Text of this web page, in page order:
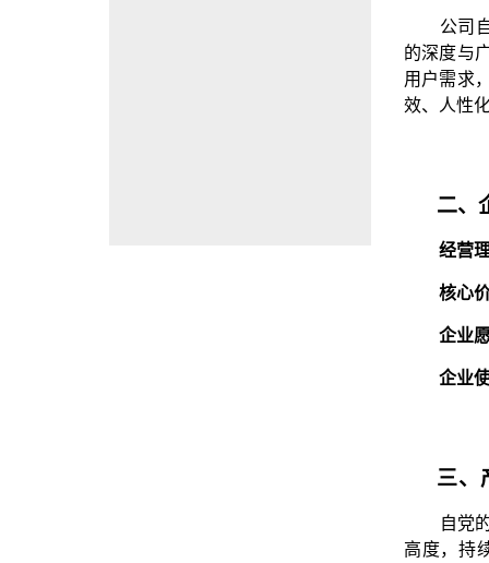
公司
的深度与
用户需求
效、人性
二、
经营
核心
企业
企业
三、
自党
高度，持